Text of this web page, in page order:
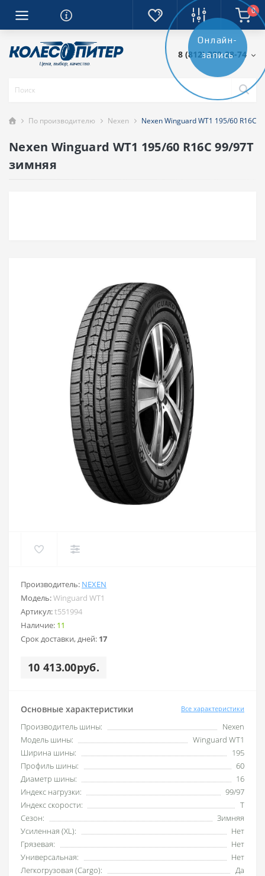
0
8 (812) 389-28-74
По производителю Nexen Nexen Winguard WT1 195/60 R16C
Nexen Winguard WT1 195/60 R16C 99/97T
зимняя
Производитель: NEXEN
Модель:Winguard WT1
Артикул:t551994
Наличие: 11
Срок доставки, дней: 17
10 413.00руб.
Основные характеристики Все характеристики
Производитель шины:
Nexen
Модель шины:
Winguard WT1
Ширина шины:
195
Профиль шины:
60
Диаметр шины:
16
Индекс нагрузки:
99/97
Индекс скорости:
T
Сезон:
Зимняя
Усиленная (XL):
Нет
Грязевая:
Нет
Универсальная:
Нет
Легкогрузовая (Cargo):
Да
Онлайн-
запись